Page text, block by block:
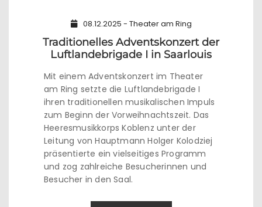
08.12.2025 - Theater am Ring
Traditionelles Adventskonzert der
Luftlandebrigade I in Saarlouis
Mit einem Adventskonzert im Theater
am Ring setzte die Luftlandebrigade I
ihren traditionellen musikalischen Impuls
zum Beginn der Vorweihnachtszeit. Das
Heeresmusikkorps Koblenz unter der
Leitung von Hauptmann Holger Kolodziej
präsentierte ein vielseitiges Programm
und zog zahlreiche Besucherinnen und
Besucher in den Saal.